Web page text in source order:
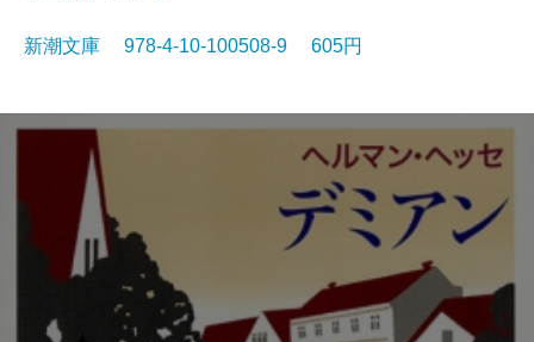
新潮文庫 978-4-10-100508-9 605円